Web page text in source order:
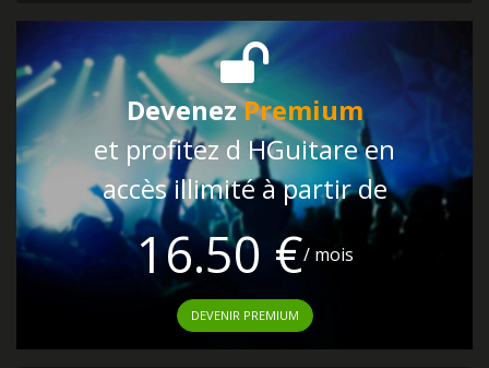
DevenezPremium
et profitez d HGuitare en
accès illimité à partir de
16.50 €/ mois
DEVENIR PREMIUM